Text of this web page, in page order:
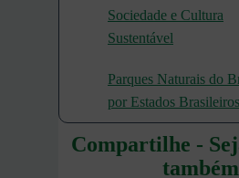
Sociedade e Cultura
Sustentável
Parques Naturais do
por Estados Brasileiros
Compartilhe -